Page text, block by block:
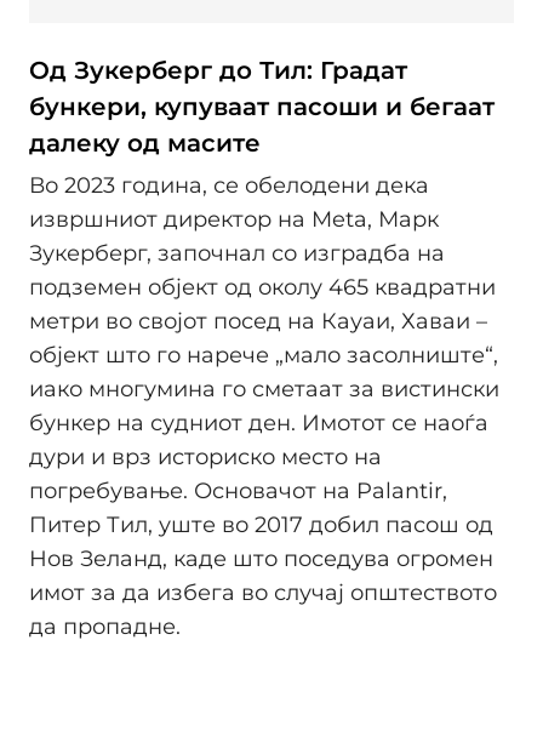
Од Зукерберг до Тил: Градат
бункери, купуваат пасоши и бегаат
далеку од масите
Во 2023 година, се обелодени дека
извршниот директор на Meta, Марк
Зукерберг, започнал со изградба на
подземен објект од околу 465 квадратни
метри во својот посед на Кауаи, Хаваи –
објект што го нарече „мало засолниште“,
иако многумина го сметаат за вистински
бункер на судниот ден. Имотот се наоѓа
дури и врз историско местo на
погребување. Основачот на Palantir,
Питер Тил, уште во 2017 добил пасош од
Нов Зеланд, каде што поседува огромен
имот за да избега во случај општеството
да пропадне.